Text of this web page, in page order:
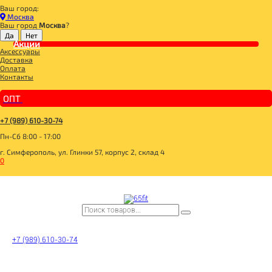
Ваш город:
Москва
Ваш город Москва?
Акции
Аксессуары
Доставка
Оплата
Контакты
ОПТ
+7 (989) 610-30-74
Пн-Сб 8:00 - 17:00
г. Симферополь, ул. Глинки 57, корпус 2, склад 4
0
+7 (989) 610-30-74
Главная
ДЛЯ ЗДОРОВОГО ПИТАНИЯ
БАКАЛЕЯ
СОУСЫ
Mr.Djemius ZERO Соус низкокалорийный "Карривурст" 330г